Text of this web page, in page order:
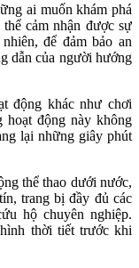
ai muốn khám phá
cảm nhận được sự
để đảm bảo an
dẫn của người hướng
động khác như chơi
hoạt động này không
lại những giây phút
thể thao dưới nước,
trang bị đầy đủ các
hộ chuyên nghiệp.
thời tiết trước khi